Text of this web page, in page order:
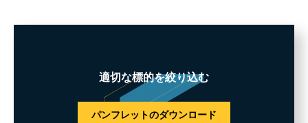
適切な標的を絞り込む
パンフレットのダウンロード